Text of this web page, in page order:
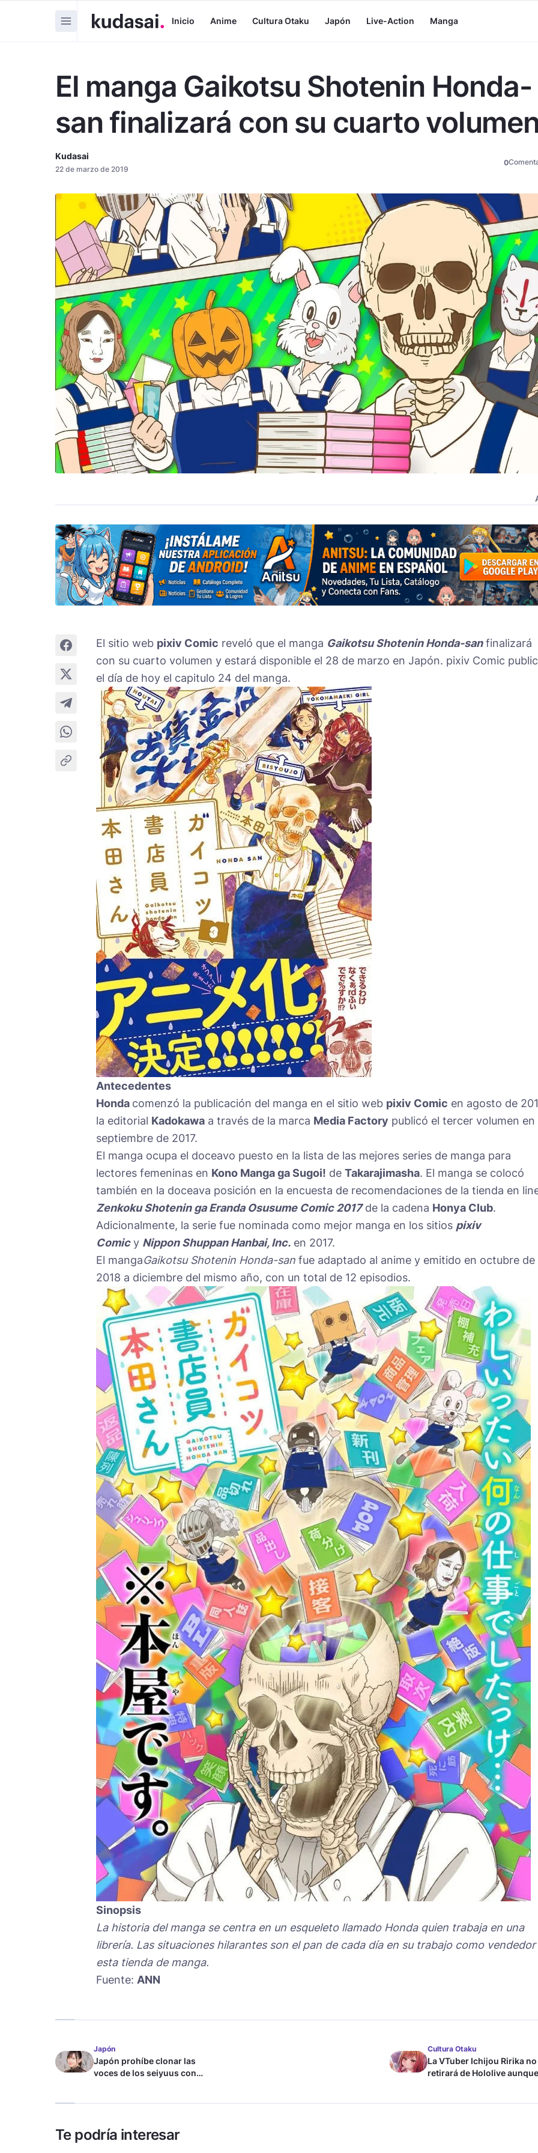
Inicio Anime Cultura Otaku Japón Live-Action Manga
El manga Gaikotsu Shotenin Honda-
san finalizará con su cuarto
Kudasai
22 de marzo de 2019
0
El sitio web pixiv Comic reveló que el manga Gaikotsu Shotenin Honda-sanfinalizará
con su cuarto volumen y estará disponible el 28 de marzo en Japón. pixiv Comic
el día de hoy el capitulo 24 del manga.
Antecedentes
Honda comenzó la publicación del manga en el sitio web pixiv Comic en agosto de
la editorial Kadokawa a través de la marca Media Factory publicó el tercer volumen en
septiembre de 2017.
El manga ocupa el doceavo puesto en la lista de las mejores series de manga para
lectores femeninas en Kono Manga ga Sugoi! de Takarajimasha. El manga se colocó
también en la doceava posición en la encuesta de recomendaciones de la tienda en
Zenkoku Shotenin ga Eranda Osusume Comic 2017de la cadena Honya Club.
Adicionalmente, la serie fue nominada como mejor manga en los sitios pixiv
Comicy Nippon Shuppan Hanbai, Inc. en 2017.
El mangaGaikotsu Shotenin Honda-san fue adaptado al anime y emitido en octubre de
2018 a diciembre del mismo año, con un total de 12 episodios.
Sinopsis
La historia del manga se centra en un esqueleto llamado Honda quien trabaja en una
librería. Las situaciones hilarantes son el pan de cada día en su trabajo como vendedor
esta tienda de manga.
Fuente: ANN
Japón
Japón prohíbe clonar las
voces de los seiyuus con
Cultura Otaku
La VTuber Ichijou Ririka no
retirará de Hololive
Te podría interesar